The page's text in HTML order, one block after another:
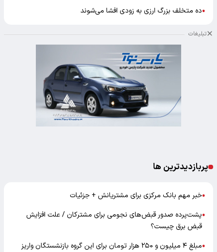
●ده متخلف بزرگ ارزی به زودی افشا می‌شوند
تبلیغات
پربازدیدترین ها
●خبر مهم بانک مرکزی برای مشتریانش + جزئیات
●پشت‌پرده صدور قبض‌های نجومی برای مشترکان / علت افزایش
قبض برق چیست؟
●
مبلغ ۴ میلیون و ۲۵۰ هزار تومان برای این گروه بازنشستگان واریز